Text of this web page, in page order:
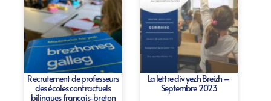
Recrutement de professeurs
des écoles contractuels
bilingues français-breton
La lettre div yezh Breizh –
Septembre 2023